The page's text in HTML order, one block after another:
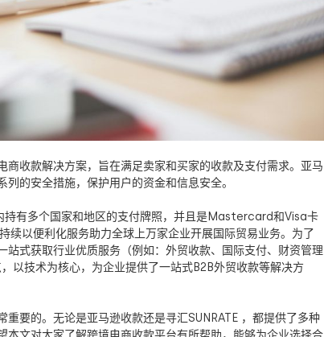
收款解决方案，旨在满足卖家和买家的收款及支付需求。亚马
的安全措施，保护用户的资金和信息安全。
有多个国家和地区的支付牌照，并且是Mastercard和Visa卡
续以便利化服务助力全球上万家企业开展国际贸易业务。为了
式获取行业优质服务（例如：外贸收款、国际支付、财资管理
以技术为核心，为企业提供了一站式B2B外贸收款等解决方
重要的。无论是亚马逊收款还是寻汇SUNRATE ，都提供了多种